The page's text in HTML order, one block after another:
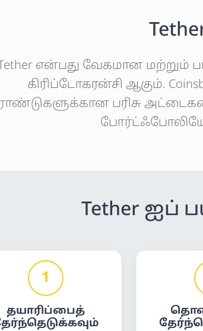
என்பது வேகமான மற்றும்
கிரிப்டோகரன்சி ஆகும்.
பரிசு
Tether ஐப்
1
தயாரிப்பைத்